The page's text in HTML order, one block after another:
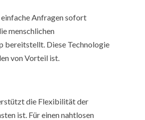
Anfragen sofort
menschlichen
bereitstellt. Diese Technologie
von Vorteil ist.
die Flexibilität der
ist. Für einen nahtlosen